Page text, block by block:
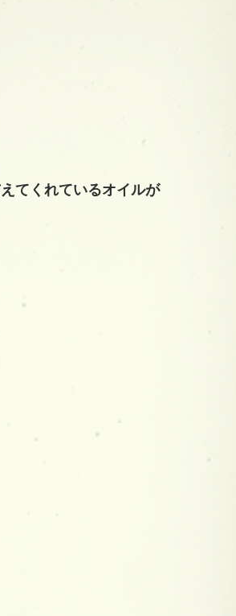
てくれているオイルが